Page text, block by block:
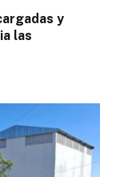
y
las